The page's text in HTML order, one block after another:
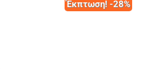
Έκπτωση! -28%